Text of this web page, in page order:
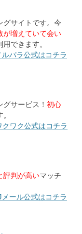
グサイトです。今
が増えていて会い
できます。
パラ公式はコチラ
サービス！ 初心
ワク公式はコチラ
評判が高いマッチ
ール公式はコチラ